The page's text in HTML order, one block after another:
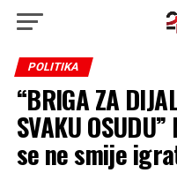
POLITIKA
“BRIGA ZA
SVAKU
se ne smije